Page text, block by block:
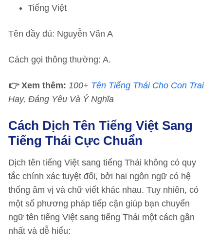
Tiếng Việt
Tên đầy đủ: Nguyễn Văn A
Cách gọi thông thường: A.
👉 Xem thêm: 100+ Tên Tiếng Thái Cho Con Trai
Hay, Đáng Yêu Và Ý Nghĩa
Cách Dịch Tên Tiếng Việt Sang
Tiếng Thái Cực Chuẩn
Dịch tên tiếng Việt sang tiếng Thái không có quy
tắc chính xác tuyệt đối, bởi hai ngôn ngữ có hệ
thống âm vị và chữ viết khác nhau. Tuy nhiên, có
một số phương pháp tiếp cận giúp bạn chuyển
ngữ tên tiếng Việt sang tiếng Thái một cách gần
nhất và dễ hiểu: